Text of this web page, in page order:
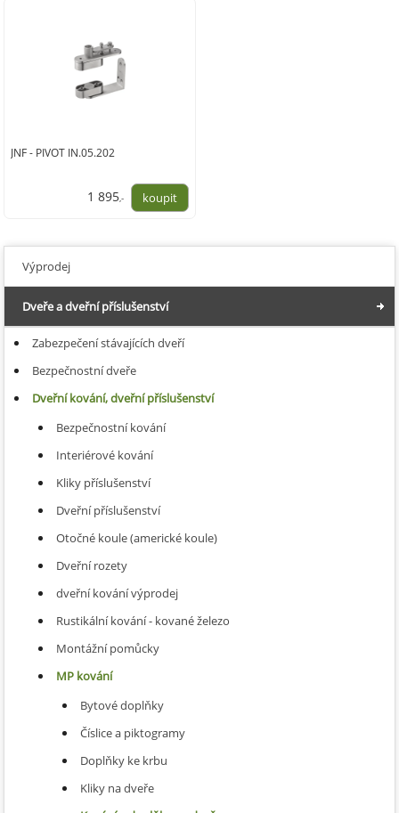
JNF - PIVOT IN.05.202
1 895,-
Výprodej
Dveře a dveřní příslušenství
Zabezpečení stávajících dveří
Bezpečnostní dveře
Dveřní kování, dveřní příslušenství
Bezpečnostní kování
Interiérové kování
Kliky příslušenství
Dveřní příslušenství
Otočné koule (americké koule)
Dveřní rozety
dveřní kování výprodej
Rustikální kování - kované železo
Montážní pomůcky
MP kování
Bytové doplňky
Číslice a piktogramy
Doplňky ke krbu
Kliky na dveře